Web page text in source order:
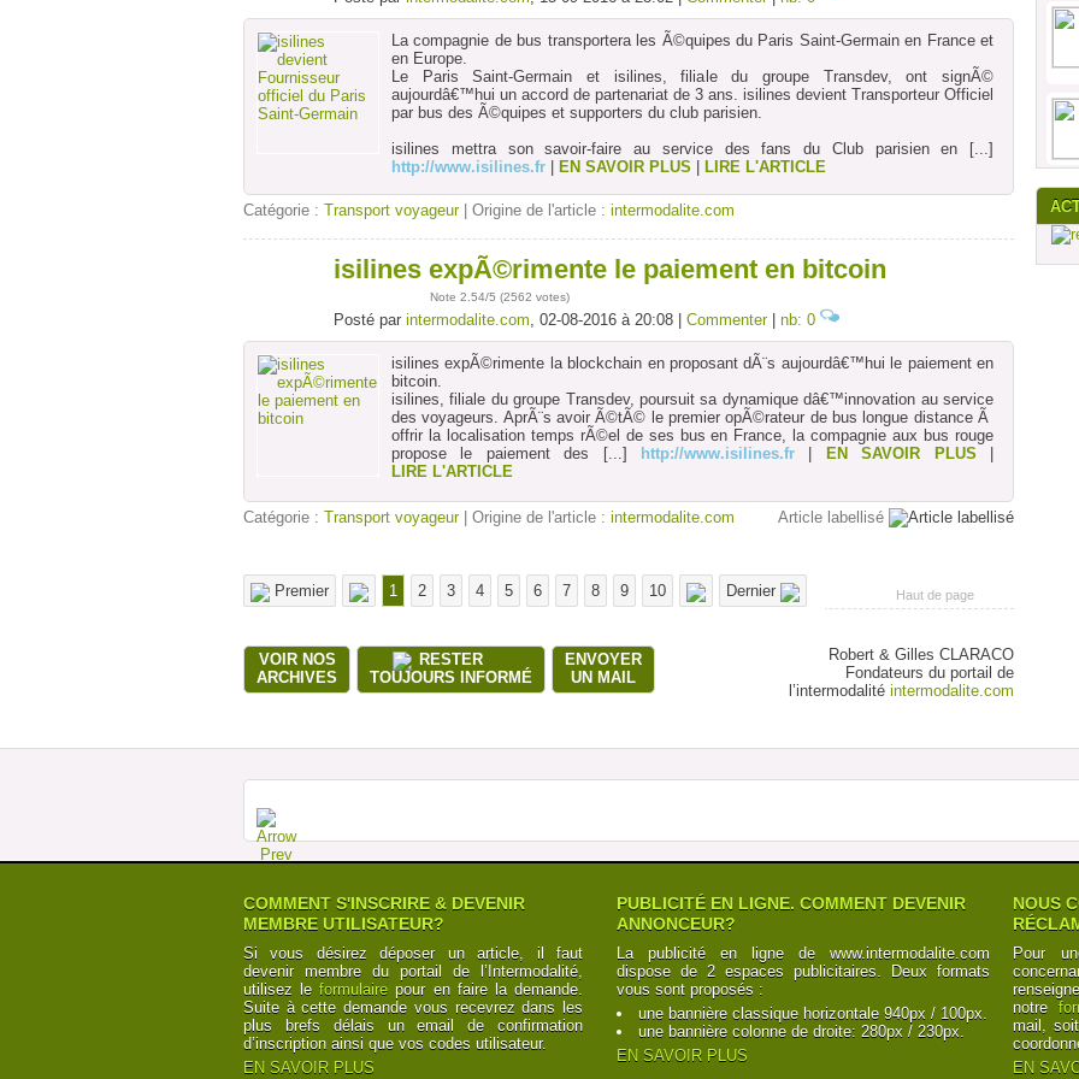
La compagnie de bus transportera les Ã©quipes du Paris Saint-Germain en France et
en Europe.
Le Paris Saint-Germain et isilines, filiale du groupe Transdev, ont signÃ©
aujourdâ€™hui un accord de partenariat de 3 ans. isilines devient Transporteur Officiel
par bus des Ã©quipes et supporters du club parisien.
isilines mettra son savoir-faire au service des fans du Club parisien en [...]
http://www.isilines.fr
EN SAVOIR PLUS LIRE L'ARTICLE
Catégorie : Transport voyageur| Origine de l'article : intermodalite.com
isilines expÃ©rimente le paiement en bitcoin
Note 2.54/5 (2562 votes)
Posté par intermodalite.com, 02-08-2016 à 20:08 | Commenter| nb: 0
isilines expÃ©rimente la blockchain en proposant dÃ¨s aujourdâ€™hui le paiement en
bitcoin.
isilines, filiale du groupe Transdev, poursuit sa dynamique dâ€™innovation au service
des voyageurs. AprÃ¨s avoir Ã©tÃ© le premier opÃ©rateur de bus longue distance Ã
offrir la localisation temps rÃ©el de ses bus en France, la compagnie aux bus rouge
propose le paiement des [...] http://www.isilines.fr EN SAVOIR PLUS
LIRE L'ARTICLE
Catégorie : Transport voyageur| Origine de l'article : intermodalite.com Article labellisé
Premier 1 2 3 4 5 6 7 8 9 10 Dernier Haut de page
VOIR NOS
ARCHIVES
RESTER
TOUJOURS INFORMÉ
ENVOYER
UN MAIL
Robert & Gilles CLARACO
Fondateurs du portail de
l’intermodalité intermodalite.com
COMMENT S'INSCRIRE & DEVENIR
MEMBRE UTILISATEUR?
Si vous désirez déposer un article, il faut
devenir membre du portail de l’Intermodalité,
utilisez leformulaire pour en faire la demande.
Suite à cette demande vous recevrez dans les
plus brefs délais un email de confirmation
d’inscription ainsi que vos codes utilisateur.
EN SAVOIR PLUS
PUBLICITÉ EN LIGNE. COMMENT DEVENIR
ANNONCEUR?
La publicité en ligne de www.intermodalite.com
dispose de 2 espaces publicitaires. Deux formats
vous sont proposés :
une bannière classique horizontale 940px / 100px.
une bannière colonne de droite: 280px / 230px.
EN SAVOIR PLUS
NOUS
Pour
notre
mail,
EN